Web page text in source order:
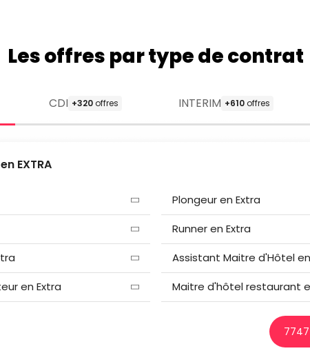
Les offres par type de contrat
CDI +320offres INTERIM +610offres
EXTRA
Plongeur en Extra
Runner en Extra
Assistant Maitre d'Hôtel
en Extra
Maitre d'hôtel restaurant